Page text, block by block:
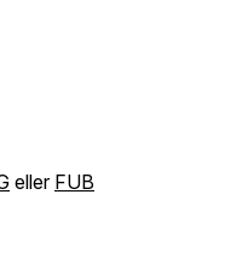
eller FUB